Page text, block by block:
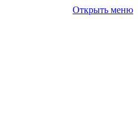
Открыть меню